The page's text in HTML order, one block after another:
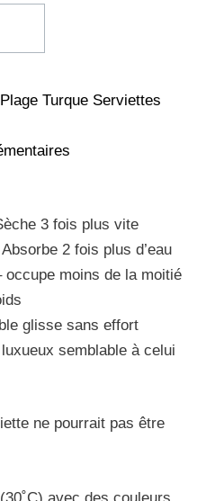
Plage Turque Serviettes
3 fois plus vite
2 fois plus d’eau
occupe moins de la moitié
glisse sans effort
semblable à celui
ne pourrait pas être